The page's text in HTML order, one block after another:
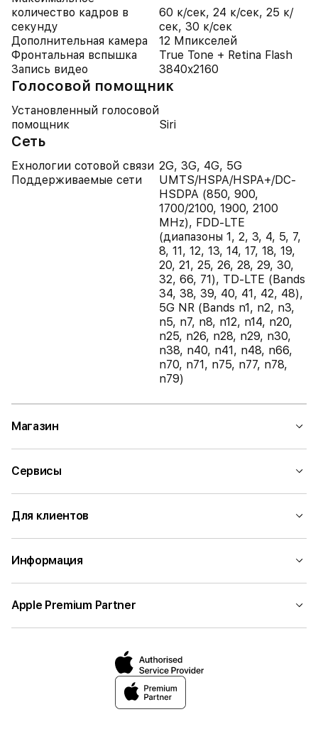
количество кадров в
секунду
60 к/сек, 24 к/сек, 25 к/
сек, 30 к/сек
Дополнительная камера
12 Мпикселей
Фронтальная вспышка
True Tone + Retina Flash
Запись видео
3840x2160
Голосовой помощник
Установленный голосовой
помощник
Siri
Сеть
Ехнологии сотовой связи 2G, 3G, 4G, 5G
Поддерживаемые сети
UMTS/HSPA/HSPA+/DC-
HSDPA (850, 900,
1700/2100, 1900, 2100
MHz), FDD-LTE
(диапазоны 1, 2, 3, 4, 5, 7,
8, 11, 12, 13, 14, 17, 18, 19,
20, 21, 25, 26, 28, 29, 30,
32, 66, 71), TD-LTE (Bands
34, 38, 39, 40, 41, 42, 48),
5G NR (Bands n1, n2, n3,
n5, n7, n8, n12, n14, n20,
n25, n26, n28, n29, n30,
n38, n40, n41, n48, n66,
n70, n71, n75, n77, n78,
n79)
Магазин
Сервисы
Для клиентов
Информация
Apple Premium Partner